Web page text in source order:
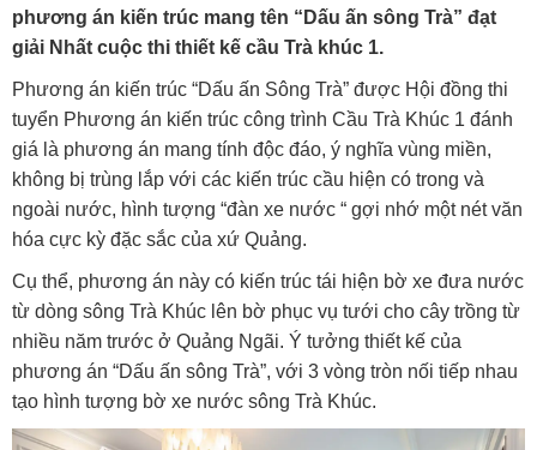
phương án kiến trúc mang tên “Dấu ấn sông Trà” đạt
giải Nhất cuộc thi thiết kế cầu Trà khúc 1.
Phương án kiến trúc “Dấu ấn Sông Trà” được Hội đồng thi
tuyển Phương án kiến trúc công trình Cầu Trà Khúc 1 đánh
giá là phương án mang tính độc đáo, ý nghĩa vùng miền,
không bị trùng lắp với các kiến trúc cầu hiện có trong và
ngoài nước, hình tượng “đàn xe nước “ gợi nhớ một nét văn
hóa cực kỳ đặc sắc của xứ Quảng.
Cụ thể, phương án này có kiến trúc tái hiện bờ xe đưa nước
từ dòng sông Trà Khúc lên bờ phục vụ tưới cho cây trồng từ
nhiều năm trước ở Quảng Ngãi. Ý tưởng thiết kế của
phương án “Dấu ấn sông Trà”, với 3 vòng tròn nối tiếp nhau
tạo hình tượng bờ xe nước sông Trà Khúc.